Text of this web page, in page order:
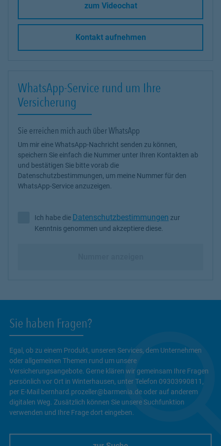
zum Videochat
Kontakt aufnehmen
WhatsApp-Service rund um Ihre
Versicherung
Sie erreichen mich auch über WhatsApp
Um mir eine WhatsApp-Nachricht senden zu können,
speichern Sie einfach die Nummer unter Ihren Kontakten ab
und bestätigen Sie bitte vorab die
Datenschutzbestimmungen, um meine Nummer für den
WhatsApp-Service anzuzeigen.
Ich habe die Datenschutzbestimmungen zur Kenntnis
Ich habe die Datenschutzbestimmungen zur
Kenntnis genommen und akzeptiere diese.
Sie haben Fragen?
Egal, ob zu einem Produkt, unseren Services, dem Unternehmen
oder allgemeinen Themen rund um unsere
Versicherungsangebote. Gerne klären wir gemeinsam Ihre Fragen
persönlich vor Ort in Winterhausen, unter Telefon 09303990811,
per E-Mail bernhard.prozeller@barmenia.de oder auf anderem
digitalen Weg. Zusätzlich können Sie unsere Suchfunktion
verwenden und Ihre Frage dort eingeben.